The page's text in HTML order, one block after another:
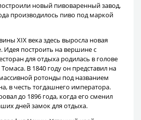
новый пивоваренный завод,
производилось пиво под маркой
XIX века здесь выросла новая
Идея построить на вершине с
для отдыха родилась в голове
В 1840 году он представил на
ротонды под названием
в честь тогдашнего императора.
до 1896 года, когда его сменил
дней замок для отдыха.